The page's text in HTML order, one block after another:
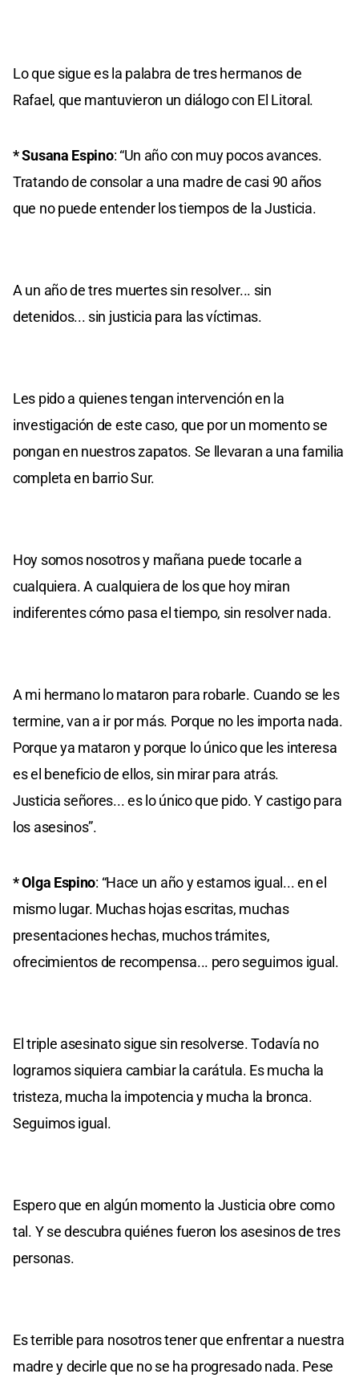
Lo que sigue es la palabra de tres hermanos de
Rafael, que mantuvieron un diálogo con El Litoral.
* Susana Espino: “Un año con muy pocos avances.
Tratando de consolar a una madre de casi 90 años
que no puede entender los tiempos de la Justicia.
A un año de tres muertes sin resolver... sin
detenidos... sin justicia para las víctimas.
Les pido a quienes tengan intervención en la
investigación de este caso, que por un momento se
pongan en nuestros zapatos. Se llevaran a una familia
completa en barrio Sur.
Hoy somos nosotros y mañana puede tocarle a
cualquiera. A cualquiera de los que hoy miran
indiferentes cómo pasa el tiempo, sin resolver nada.
A mi hermano lo mataron para robarle. Cuando se les
termine, van a ir por más. Porque no les importa nada.
Porque ya mataron y porque lo único que les interesa
es el beneficio de ellos, sin mirar para atrás.
Justicia señores... es lo único que pido. Y castigo para
los asesinos”.
* Olga Espino: “Hace un año y estamos igual... en el
mismo lugar. Muchas hojas escritas, muchas
presentaciones hechas, muchos trámites,
ofrecimientos de recompensa... pero seguimos igual.
El triple asesinato sigue sin resolverse. Todavía no
logramos siquiera cambiar la carátula. Es mucha la
tristeza, mucha la impotencia y mucha la bronca.
Seguimos igual.
Espero que en algún momento la Justicia obre como
tal. Y se descubra quiénes fueron los asesinos de tres
personas.
Es terrible para nosotros tener que enfrentar a nuestra
madre y decirle que no se ha progresado nada. Pese